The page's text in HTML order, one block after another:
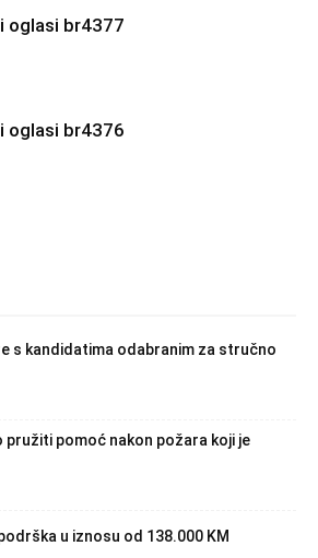
oglasi br4377
oglasi br4376
s kandidatima odabranim za stručno
pomoć nakon požara koji je
u iznosu od 138.000 KM